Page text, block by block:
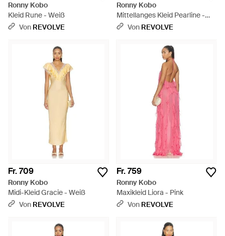
Ronny Kobo
Kleid Rune - Weiß
Von REVOLVE
Ronny Kobo
Mittellanges Kleid Pearline -
BlauVon REVOLVE
Fr. 709
Ronny Kobo
Midi-Kleid Gracie - Weiß
Von REVOLVE
Fr. 759
Ronny Kobo
Maxikleid Liora - Pink
Von REVOLVE